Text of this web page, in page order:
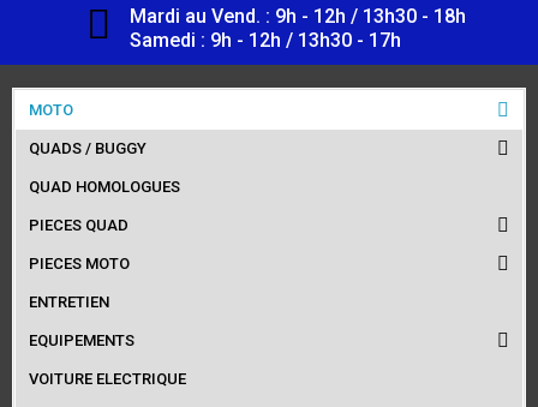
Mardi au Vend. : 9h - 12h / 13h30 - 18h
Samedi : 9h - 12h / 13h30 - 17h
MOTO
QUADS / BUGGY
QUAD HOMOLOGUES
PIECES QUAD
PIECES MOTO
ENTRETIEN
EQUIPEMENTS
VOITURE ELECTRIQUE